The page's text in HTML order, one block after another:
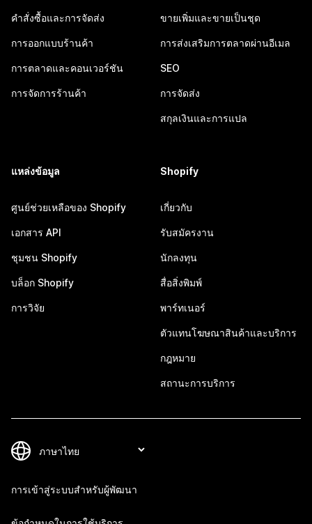
คำสั่งซื้อและการจัดส่ง
การออกแบบร้านค้า
การตลาดและคอนเวอร์ชัน
การจัดการร้านค้า
ขายเพิ่มและขายเป็นชุด
การส่งเสริมการตลาดผ่านอีเมล
SEO
การจัดส่ง
สกุลเงินและการแปล
แหล่งข้อมูล
ศูนย์ช่วยเหลือของ Shopify
เอกสาร API
ชุมชน Shopify
บล็อก Shopify
การวิจัย
Shopify
เกี่ยวกับ
รับสมัครงาน
นักลงทุน
สื่อสิ่งพิมพ์
พาร์ทเนอร์
ตัวแทนโฆษณาสินค้าและบริการ
กฎหมาย
สถานะการบริการ
การเข้าสู่ระบบสำหรับผู้พัฒนา